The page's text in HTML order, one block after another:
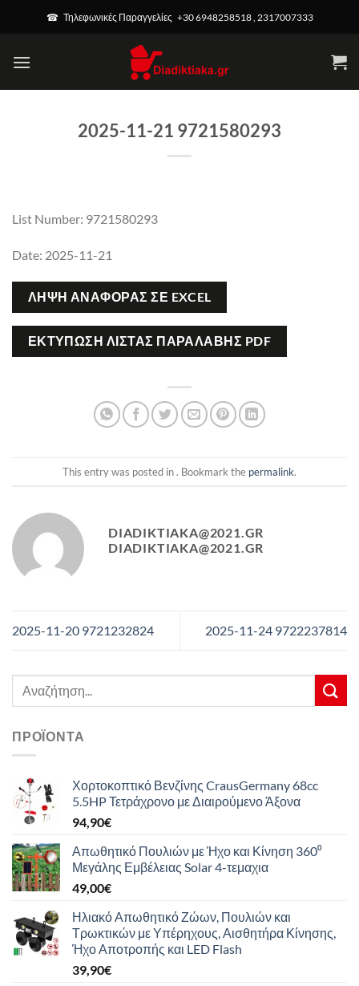
☎ Τηλεφωνικές Παραγγελίες +30 6948258518 , 2317007333
2025-11-21 9721580293
List Number: 9721580293
Date: 2025-11-21
ΛΉΨΗ ΑΝΑΦΟΡΆΣ ΣΕ EXCEL
ΕΚΤΎΠΩΣΗ ΛΊΣΤΑΣ ΠΑΡΑΛΑΒΉΣ PDF
This entry was posted in . Bookmark the permalink.
DIADIKTIAKA@2021.GR
DIADIKTIAKA@2021.GR
2025-11-20 9721232824 2025-11-24 9722237814
Αναζήτηση
ΠΡΟΪΌΝΤΑ
Χορτοκοπτικό Βενζίνης CrausGermany 68cc
5.5HP Τετράχρονο με Διαιρούμενο Άξονα
94,90€
Απωθητικό Πουλιών με Ήχο και Κίνηση 360⁰
Μεγάλης Εμβέλειας Solar 4-τεμαχια
49,00€
Ηλιακό Απωθητικό Ζώων, Πουλιών και
Τρωκτικών με Υπέρηχους, Αισθητήρα Κίνησης,
Ήχο Αποτροπής και LED Flash
39,90€